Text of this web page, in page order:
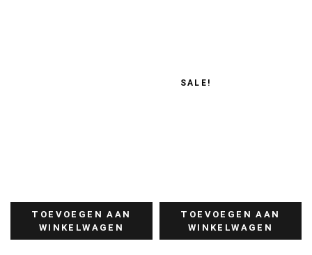
TOEVOEGEN AAN
WINKELWAGEN
SALE!
TOEVOEGEN AAN
WINKELWAGEN